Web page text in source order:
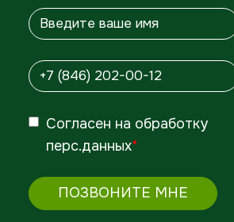
Согласен на обработку
перс.данных*
ПОЗВОНИТЕ МНЕ